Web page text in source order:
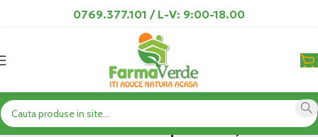
0769.377.101 / L-V: 9:00-18.00
Produse Viroze Respiratorii,